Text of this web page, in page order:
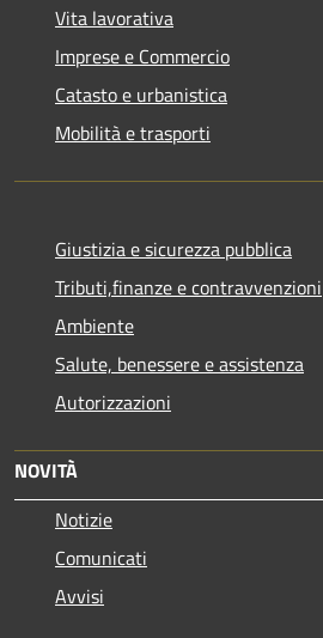
Vita lavorativa
Imprese e Commercio
Catasto e urbanistica
Mobilità e trasporti
Giustizia e sicurezza pubblica
Tributi,finanze e contravvenzioni
Ambiente
Salute, benessere e assistenza
Autorizzazioni
NOVITÀ
Notizie
Comunicati
Avvisi